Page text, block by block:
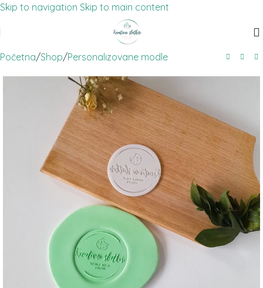
Skip to navigation Skip to main content
Početna/Shop/Personalizovane modle